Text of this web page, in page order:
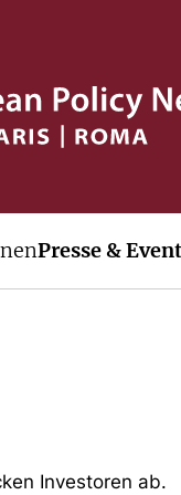
Presse &
Investoren ab.